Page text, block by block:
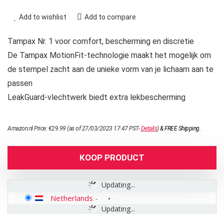
Add to wishlist Add to compare
Tampax Nr. 1 voor comfort, bescherming en discretie
De Tampax MotionFit-technologie maakt het mogelijk om
de stempel zacht aan de unieke vorm van je lichaam aan te
passen
LeakGuard-vlechtwerk biedt extra lekbescherming
Amazon.nl Price:€29.99 (as of 27/03/2023 17:47 PST-Details)&FREE Shipping.
KOOP PRODUCT
Updating...
Updating...
Netherlands -